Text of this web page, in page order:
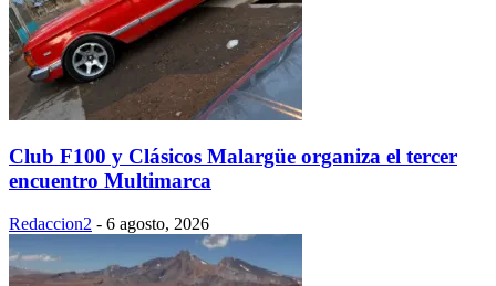
Club F100 y Clásicos Malargüe organiza el tercer
encuentro Multimarca
Redaccion2 - 6 agosto, 2026